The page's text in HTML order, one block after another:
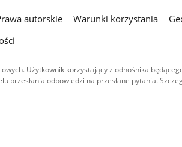
autorskie Warunki korzystania
Użytkownik korzystający z odnośnika
odpowiedzi na przesłane pytania.
są
- na tych samych
materiały audio i wideo,
użycie niekomercyjne -